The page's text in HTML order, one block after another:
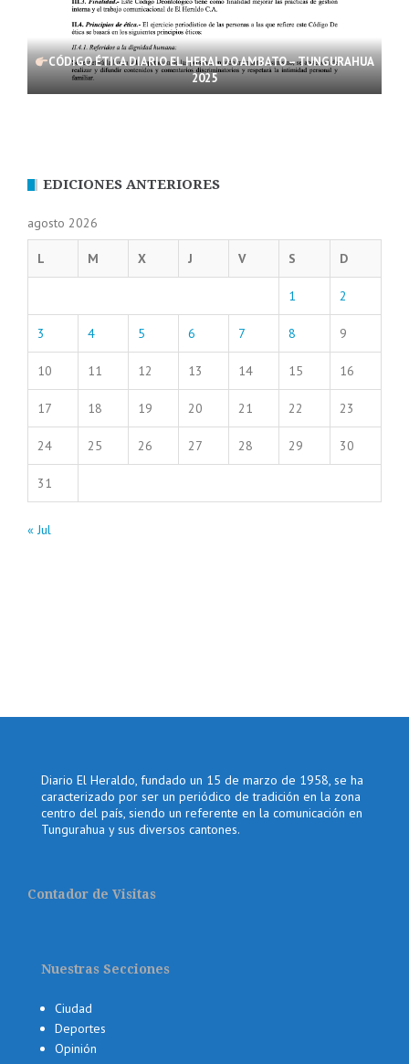
CÓDIGO ÉTICA DIARIO EL HERALDO AMBATO – TUNGURAHUA
2025
EDICIONES ANTERIORES
agosto 2026
L M X J V S D
1 2
3 4 5 6 7 8 9
10 11 12 13 14 15 16
17 18 19 20 21 22 23
24 25 26 27 28 29 30
31
« Jul
Diario El Heraldo, fundado un 15 de marzo de 1958, se ha
caracterizado por ser un periódico de tradición en la zona
centro del país, siendo un referente en la comunicación en
Tungurahua y sus diversos cantones.
Contador de Visitas
Nuestras Secciones
Ciudad
Deportes
Opinión